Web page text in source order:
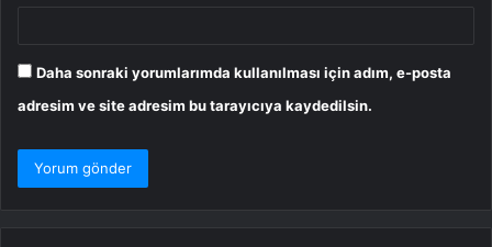
Daha sonraki yorumlarımda kullanılması için adım, e-posta
adresim ve site adresim bu tarayıcıya kaydedilsin.